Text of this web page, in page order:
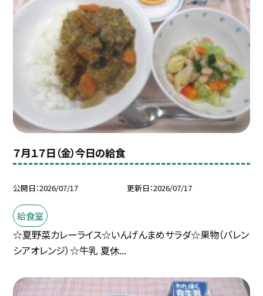
７月１７日（金）今日の給食
公開日 2026/07/17 更新日 2026/07/17
給食室
☆夏野菜カレーライス☆いんげんまめサラダ☆果物（バレン
シアオレンジ）☆牛乳 夏休...